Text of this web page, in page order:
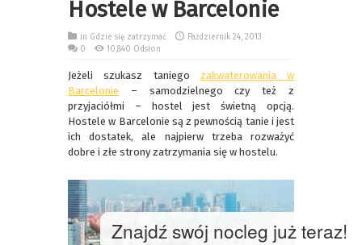
Hostele w Barcelonie
in Gdzie się zatrzymać
Październik 24, 2013
0
10,840 Odsłon
Jeżeli szukasz taniego zakwaterowania w
Barcelonie – samodzielnego czy też z
przyjaciółmi – hostel jest świetną opcją.
Hostele w Barcelonie są z pewnością tanie i jest
ich dostatek, ale najpierw trzeba rozważyć
dobre i złe strony zatrzymania się w hostelu.
Znajdź swój nocleg już teraz!